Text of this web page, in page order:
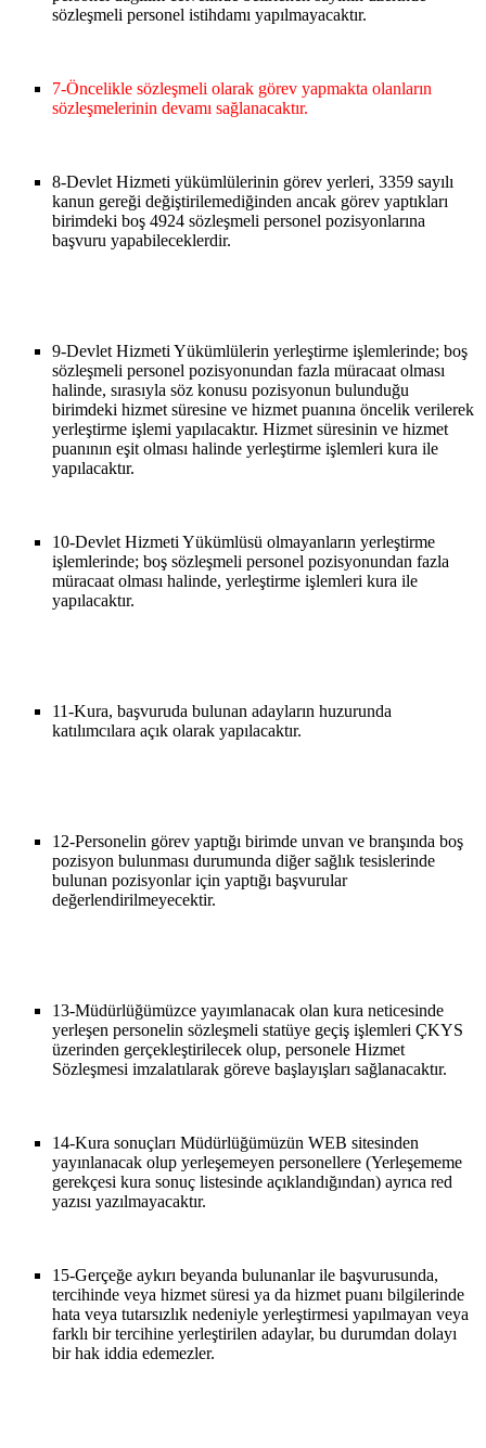
sözleşmeli personel istihdamı yapılmayacaktır.
7-Öncelikle sözleşmeli olarak görev yapmakta olanların
sözleşmelerinin devamı sağlanacaktır.
8-Devlet Hizmeti yükümlülerinin görev yerleri, 3359 sayılı
kanun gereği değiştirilemediğinden ancak görev yaptıkları
birimdeki boş 4924 sözleşmeli personel pozisyonlarına
başvuru yapabileceklerdir.
9-Devlet Hizmeti Yükümlülerin yerleştirme işlemlerinde; boş
sözleşmeli personel pozisyonundan fazla müracaat olması
halinde, sırasıyla söz konusu pozisyonun bulunduğu
birimdeki hizmet süresine ve hizmet puanına öncelik verilerek
yerleştirme işlemi yapılacaktır. Hizmet süresinin ve hizmet
puanının eşit olması halinde yerleştirme işlemleri kura ile
yapılacaktır.
10-Devlet Hizmeti Yükümlüsü olmayanların yerleştirme
işlemlerinde; boş sözleşmeli personel pozisyonundan fazla
müracaat olması halinde, yerleştirme işlemleri kura ile
yapılacaktır.
11-Kura, başvuruda bulunan adayların huzurunda
katılımcılara açık olarak yapılacaktır.
12-Personelin görev yaptığı birimde unvan ve branşında boş
pozisyon bulunması durumunda diğer sağlık tesislerinde
bulunan pozisyonlar için yaptığı başvurular
değerlendirilmeyecektir.
13-Müdürlüğümüzce yayımlanacak olan kura neticesinde
yerleşen personelin sözleşmeli statüye geçiş işlemleri ÇKYS
üzerinden gerçekleştirilecek olup, personele Hizmet
Sözleşmesi imzalatılarak göreve başlayışları sağlanacaktır.
14-Kura sonuçları Müdürlüğümüzün WEB sitesinden
yayınlanacak olup yerleşemeyen personellere (Yerleşememe
gerekçesi kura sonuç listesinde açıklandığından) ayrıca red
yazısı yazılmayacaktır.
15-Gerçeğe aykırı beyanda bulunanlar ile başvurusunda,
tercihinde veya hizmet süresi ya da hizmet puanı bilgilerinde
hata veya tutarsızlık nedeniyle yerleştirmesi yapılmayan veya
farklı bir tercihine yerleştirilen adaylar, bu durumdan dolayı
bir hak iddia edemezler.